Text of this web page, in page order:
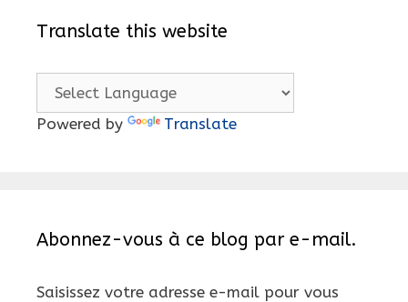
Translate this website
Powered by Translate
Abonnez-vous à ce blog par e-mail.
Saisissez votre adresse e-mail pour vous